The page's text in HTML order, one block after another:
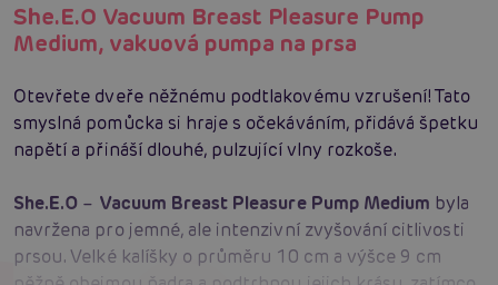
She.E.O Vacuum Breast Pleasure Pump
Medium, vakuová pumpa na prsa
Otevřete dveře něžnému podtlakovému vzrušení! Tato
smyslná pomůcka si hraje s očekáváním, přidává špetku
napětí a přináší dlouhé, pulzující vlny rozkoše.
She.E.O – Vacuum Breast Pleasure Pump Medium byla
navržena pro jemné, ale intenzivní zvyšování citlivosti
prsou. Velké kalíšky o průměru 10 cm a výšce 9 cm